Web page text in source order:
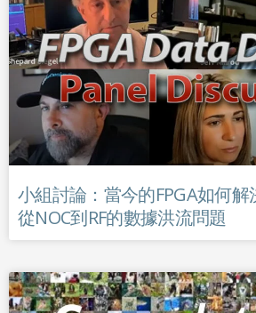
小組討論：當今的FPGA如何解
從NOC到RF的數據洪流問題